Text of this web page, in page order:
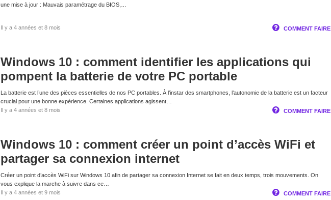
une mise à jour : Mauvais paramétrage du BIOS,…
Il y a 4 années et 8 mois COMMENT FAIRE
Windows 10 : comment identifier les applications qui
pompent la batterie de votre PC portable
La batterie est l’une des pièces essentielles de nos PC portables. À l’instar des smartphones, l’autonomie de la batterie est un facteur
crucial pour une bonne expérience. Certaines applications agissent…
Il y a 4 années et 8 mois
COMMENT FAIRE
Windows 10 : comment créer un point d’accès WiFi et
partager sa connexion internet
Créer un point d’accès WiFi sur Windows 10 afin de partager sa connexion Internet se fait en deux temps, trois mouvements. On
vous explique la marche à suivre dans ce…
Il y a 4 années et 9 mois
COMMENT FAIRE